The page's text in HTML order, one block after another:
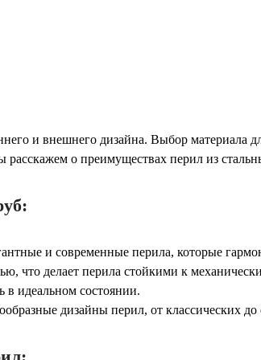
и внешнего дизайна. Выбор материала
расскажем о преимуществах перил из
и современные перила, которые
что делает перила стойкими к
в идеальном состоянии.
дизайны перил, от классических